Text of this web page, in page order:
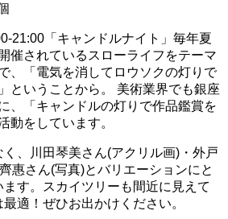
21:00「キャンドルナイト」毎年夏
催されているスローライフをテーマ
、「電気を消してロウソクの灯りで
ということから。 美術業界でも銀座
、「キャンドルの灯りで作品鑑賞を
動をしています。
、川田琴美さん(アクリル画)・外戸
惠さん(写真)とバリエーションにと
す。スカイツリーも間近に見えて
適！ぜひお出かけください。